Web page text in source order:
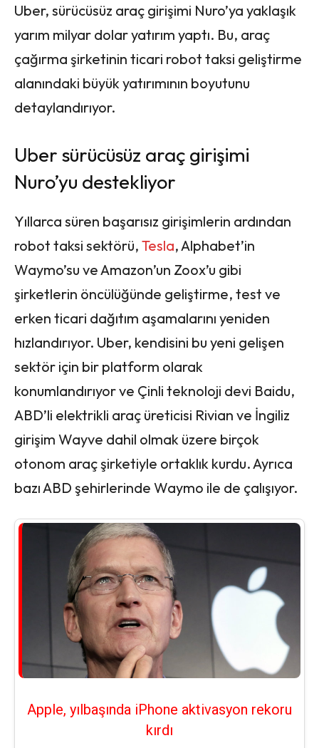
Uber, sürücüsüz araç girişimi Nuro’ya yaklaşık
yarım milyar dolar yatırım yaptı. Bu, araç
çağırma şirketinin ticari robot taksi geliştirme
alanındaki büyük yatırımının boyutunu
detaylandırıyor.
Uber sürücüsüz araç girişimi
Nuro’yu destekliyor
Yıllarca süren başarısız girişimlerin ardından
robot taksi sektörü, Tesla, Alphabet’in
Waymo’su ve Amazon’un Zoox’u gibi
şirketlerin öncülüğünde geliştirme, test ve
erken ticari dağıtım aşamalarını yeniden
hızlandırıyor. Uber, kendisini bu yeni gelişen
sektör için bir platform olarak
konumlandırıyor ve Çinli teknoloji devi Baidu,
ABD’li elektrikli araç üreticisi Rivian ve İngiliz
girişim Wayve dahil olmak üzere birçok
otonom araç şirketiyle ortaklık kurdu. Ayrıca
bazı ABD şehirlerinde Waymo ile de çalışıyor.
Apple, yılbaşında iPhone aktivasyon rekoru
kırdı